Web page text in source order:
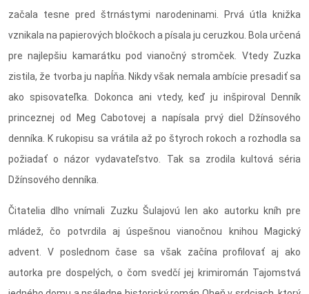
začala tesne pred štrnástymi narodeninami. Prvá útla knižka
vznikala na papierových bločkoch a písala ju ceruzkou. Bola určená
pre najlepšiu kamarátku pod vianočný stromček. Vtedy Zuzka
zistila, že tvorba ju napĺňa. Nikdy však nemala ambície presadiť sa
ako spisovateľka. Dokonca ani vtedy, keď ju inšpiroval Denník
princeznej od Meg Cabotovej a napísala prvý diel Džínsového
denníka. K rukopisu sa vrátila až po štyroch rokoch a rozhodla sa
požiadať o názor vydavateľstvo. Tak sa zrodila kultová séria
Džínsového denníka.
Čitatelia dlho vnímali Zuzku Šulajovú len ako autorku kníh pre
mládež, čo potvrdila aj úspešnou vianočnou knihou Magický
advent. V poslednom čase sa však začína profilovať aj ako
autorka pre dospelých, o čom svedčí jej krimiromán Tajomstvá